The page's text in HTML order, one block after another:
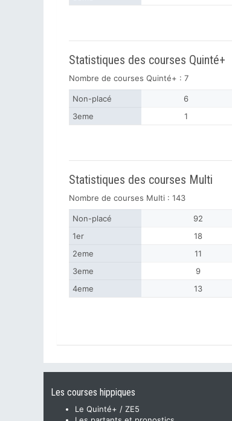
Statistiques des courses Quinté+
Nombre de courses Quinté+ : 7
Non-placé 6
3eme
1
Statistiques des courses Multi
Nombre de courses Multi : 143
Non-placé 92
1er
18
2eme
11
3eme
9
4eme
13
Les courses hippiques
Le Quinté+ / ZE5